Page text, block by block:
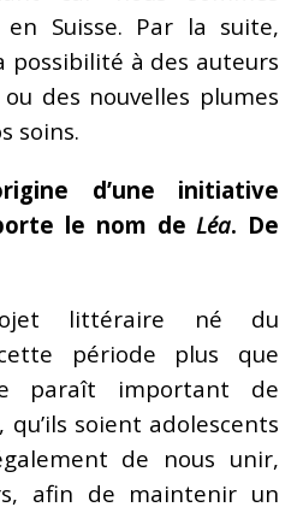
en Suisse. Par la suite,
possibilité à des auteurs
des nouvelles plumes
soins.
d’une initiative
le nom deLéa. De
littéraire né du
période plus que
paraît important de
soient adolescents
de nous unir,
afin de maintenir un